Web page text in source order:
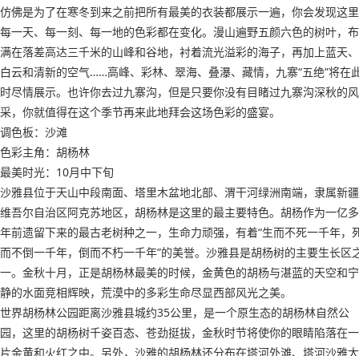
仿佛是为了在寒冬到来之前把所有最美的衣装都展示一遍，你会发现这里
每一天、每一刻、每一地的色彩都在变化。漫山遍野五颜六色的树叶，布
满在落差高达三千米的山峰和谷地，衬着流光溢彩的海子，再加上蓝天、
白云和清新的空气……高峰、彩林、翠海、叠瀑、藏情，九寨“五绝”将在
时尽情展示。也许你去过九寨沟，但是只要你没有目睹过九寨沟深秋的风
采，你就值得在这个季节再来此地拜会这场色彩的盛宴。
调色板：沙滩
色彩主角：胡杨林
最美时光：10月中下旬
沙雅县位于天山中段南面、塔里木盆地北部、渭干河绿洲南端，隶属新疆
维吾尔自治区阿克苏地区，胡杨林是这里的最主要特色。胡杨作为一亿多
年前遗留下来的最古老树种之一，生命力顽强，有着“生而不死一千年，
而不倒一千年，倒而不朽一千年”的美誉。沙雅县是胡杨树的主要生长区
一。金秋十月，正是胡杨林最美的时候，金黄色的胡杨与湛蓝的天空和宁
静的水面竞相辉映，荒漠中的多彩生命尽显西部风光之美。
世界胡杨林公园距离沙雅县城约35公里，是一个原生态的胡杨林自然公
园，这里的胡杨树千姿百态、苍劲挺拔，金秋时节将使你的眼睛陷落在一
片金黄和火红之中。另外，沙雅的胡杨林还分布在塔河外滩、塔河沙雅大